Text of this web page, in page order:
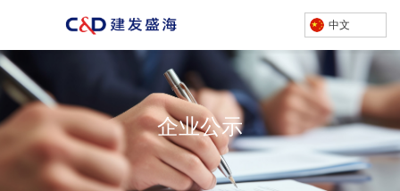
产品中心
首页/企业公示
中文
企业公示